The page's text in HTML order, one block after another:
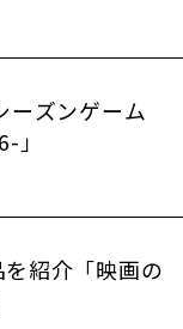
ーズンゲーム
」
紹介「映画の